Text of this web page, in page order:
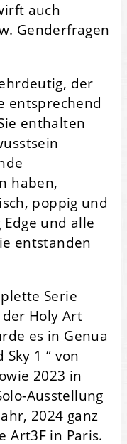
auch
Genderfragen
der
entsprechend
enthalten
haben,
poppig und
und alle
entstanden
Serie
Holy Art
es in Genua
1 “ von
2023 in
Ausstellung
2024 ganz
Art3F in Paris.